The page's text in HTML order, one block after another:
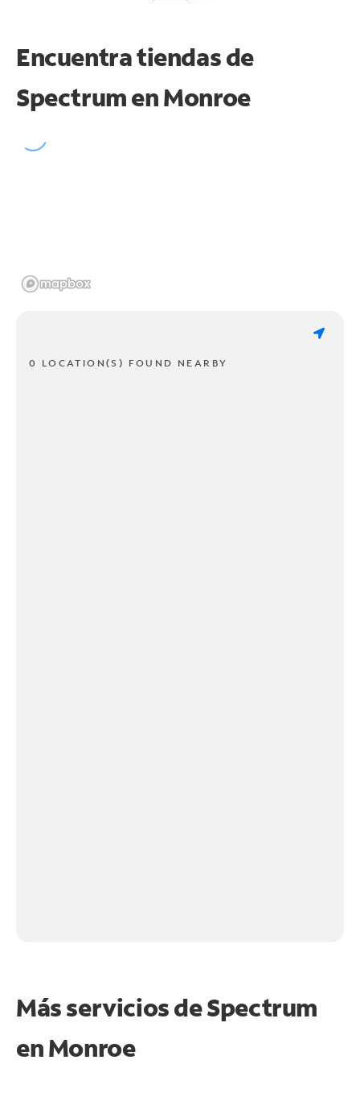
Encuentra tiendas de
Spectrum enMonroe
0 LOCATION(S) FOUND NEARBY
Más servicios de Spectrum
enMonroe